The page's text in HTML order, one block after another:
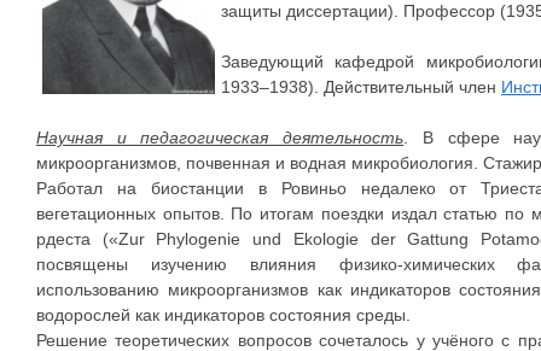
защиты диссертации). Профессор
Заведующий кафедрой
1933–1938). Действительный член
Научная и педагогическая деятельность . В сфере
микроорганизмов, почвенная и водная микробиология.
Работал на биостанции в Ровиньо недалеко от
вегетационных опытов. По итогам поездки издал статью
рдеста («Zur Phylogenie und Ekologie der Gattung
посвящены изучению влияния физико-химических
использованию микроорганизмов как индикаторов
водорослей как индикаторов состояния среды.
Решение теоретических вопросов сочеталось у учёного с